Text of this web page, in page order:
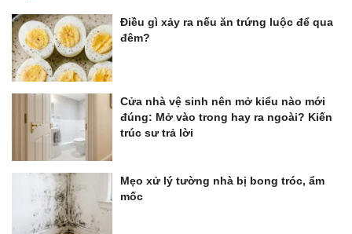
Điều gì xảy ra nếu ăn trứng luộc để qua
đêm?
Cửa nhà vệ sinh nên mở kiểu nào mới
đúng: Mở vào trong hay ra ngoài? Kiến
trúc sư trả lời
Mẹo xử lý tường nhà bị bong tróc, ẩm
mốc